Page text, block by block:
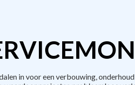
in voor een verbouwing,